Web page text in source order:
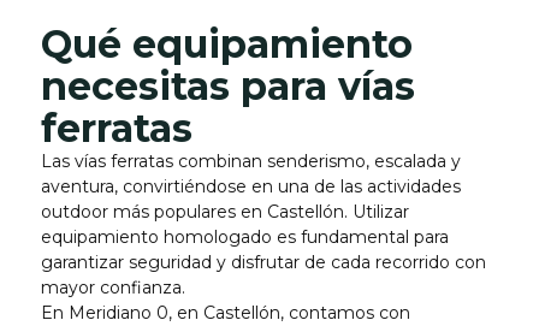
Qué equipamiento
necesitas para vías
ferratas
Las vías ferratas combinan senderismo, escalada y
aventura, convirtiéndose en una de las actividades
outdoor más populares en Castellón. Utilizar
equipamiento homologado es fundamental para
garantizar seguridad y disfrutar de cada recorrido con
mayor confianza.
En Meridiano 0, en Castellón, contamos con